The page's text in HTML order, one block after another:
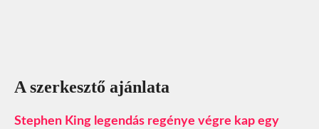
A szerkesztő ajánlata
Stephen King legendás regénye végre kap egy